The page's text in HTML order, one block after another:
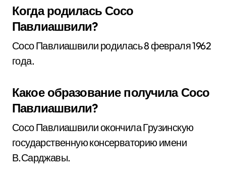
Когда родилась Сосо
Павлиашвили?
Сосо Павлиашвили родилась 8 февраля 1962
года.
Какое образование получила Сосо
Павлиашвили?
Сосо Павлиашвили окончила Грузинскую
государственную консерваторию имени
В.Сарджавы.